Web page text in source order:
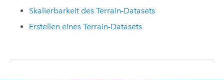
Skalierbarkeit des Terrain-Datasets
Erstellen eines Terrain-Datasets